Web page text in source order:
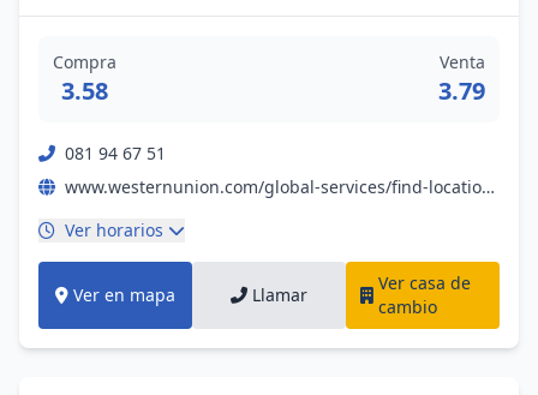
Compra
3.58
Venta
3.79
081 94 67 51
www.westernunion.com/global-services/find-locations/be/namur/namur/ad8446c0acd6d9a51d6196f11e2548d3?WUCountry=US&WULanguage=en
Ver horarios
Ver en mapa Llamar
Ver casa de
cambio